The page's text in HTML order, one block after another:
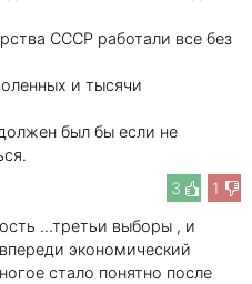
СССР работали все без
и тысячи
был бы если не
3
1
...третьи выборы , и
экономический
стало понятно после